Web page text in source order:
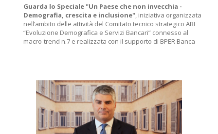
Guarda lo Speciale "Un Paese che non invecchia -
Demografia, crescita e inclusione", iniziativa organizzata
nell’ambito delle attività del Comitato tecnico strategico ABI
“Evoluzione Demografica e Servizi Bancari” connesso al
macro-trend n.7 e realizzata con il supporto di BPER Banca